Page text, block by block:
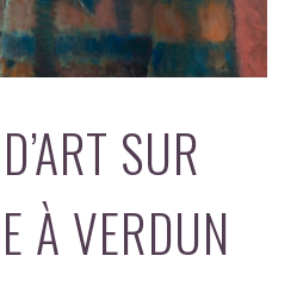
SUR
À VERDUN